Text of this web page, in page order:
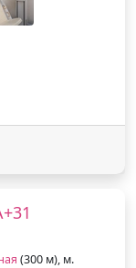
(300 м), м.